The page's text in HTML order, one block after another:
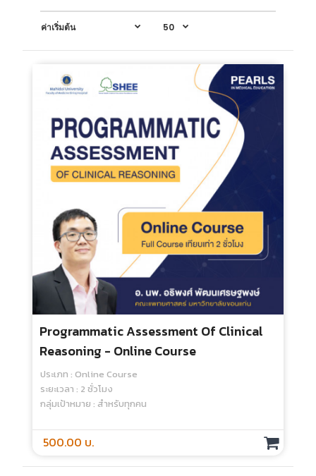
Programmatic Assessment Of Clinical
Reasoning - Online Course
ประเภท : Online Course
ระยะเวลา : 2 ชั่วโมง
กลุ่มเป้าหมาย : สำหรับทุกคน
500.00 บ.